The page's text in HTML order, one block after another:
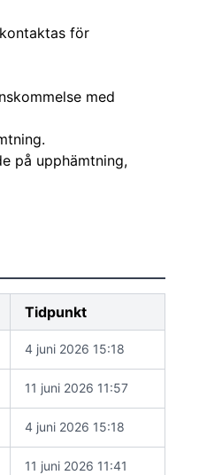
för
med
på upphämtning,
Tidpunkt
4 juni 2026 15:18
11 juni 2026 11:57
4 juni 2026 15:18
11 juni 2026 11:41